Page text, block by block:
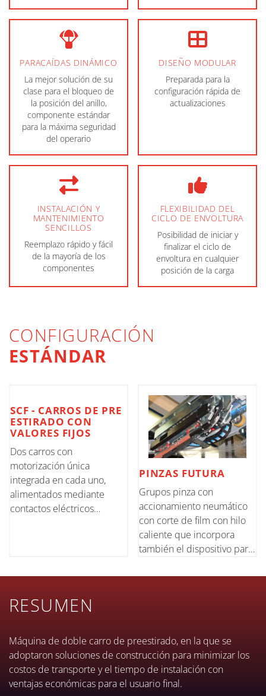
PARACAÍDAS DINÁMICO
La mejor solución de su
clase para el bloqueo de
la posición del anillo,
componente estándar
para la máxima seguridad
del operario
DISEÑO MODULAR
Preparada para la
configuración rápida de
actualizaciones
INSTALACIÓN Y
MANTENIMIENTO
SENCILLOS
Reemplazo rápido y fácil
de la mayoría de los
componentes
FLEXIBILIDAD DEL
CICLO DE ENVOLTURA
Posibilidad de iniciar y
finalizar el ciclo de
envoltura en cualquier
posición de la carga
CONFIGURACIÓN
ESTÁNDAR
SCF - CARROS DE PRE
ESTIRADO CON
VALORES FIJOS
Dos carros con
motorización única
integrada en cada uno,
alimentados mediante
contactos eléctricos
PINZAS FUTURA
Grupos pinza con
accionamiento neumático
con corte de film con hilo
caliente que incorpora
también el dispositivo para
solapa del film en el
RESUMEN
Máquina de doble carro de preestirado, en la que se
adoptaron soluciones de construcción para minimizar los
costos de transporte y el tiempo de instalación con
ventajas económicas para el usuario final.